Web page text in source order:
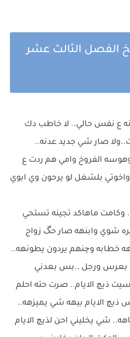
الفصل الثالث عشر
ع نفس حالي.. لا خاطب دك
صار شي جديد عدنه..
الفروخ وامي هم ردت ع
بلشغل لو يرحون وي ابوي
ماهاكد تجينه تستحي
شوي وابنهه صار حگ زواج
خطابه وچنهم يردون يطونهه..
بعرس ورجل ..بس بعدني
ذيچ الايام.. صرت حته احلم
ذيچ الايام بيهه شي يميزهه..
شي يخليني احن لذيچ الايام